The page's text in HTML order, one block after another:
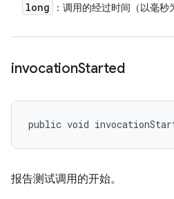
long ：调用的经过时间（以毫秒
invocationStarted
public void
报告测试调用的开始。